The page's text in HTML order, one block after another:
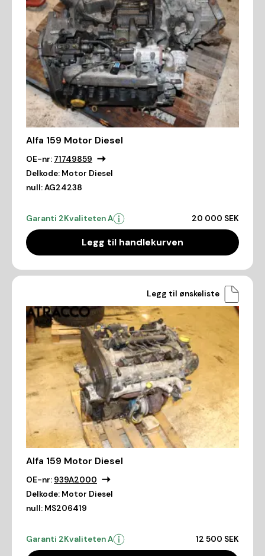
Alfa 159 Motor Diesel
OE-nr: 71749859
Delkode: Motor Diesel
null:AG24238
Garanti 2Kvaliteten A 20 000 SEK
Legg til handlekurven
Legg til ønskeliste
Alfa 159 Motor Diesel
OE-nr: 939A2000
Delkode: Motor Diesel
null: MS206419
Garanti 2Kvaliteten A 12 500 SEK